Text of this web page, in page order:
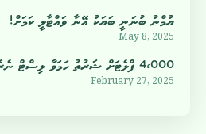
ޔުމްނު ބުނަނީ ބަޔަކު އޭނާ ވައްޓާލީ ކަމަށް!
May 8, 2025
4،000 ފްލެޓަށް ޝަރުތު ހަމަވާ ލިސްޓް ނެރެފި
February 27, 2025